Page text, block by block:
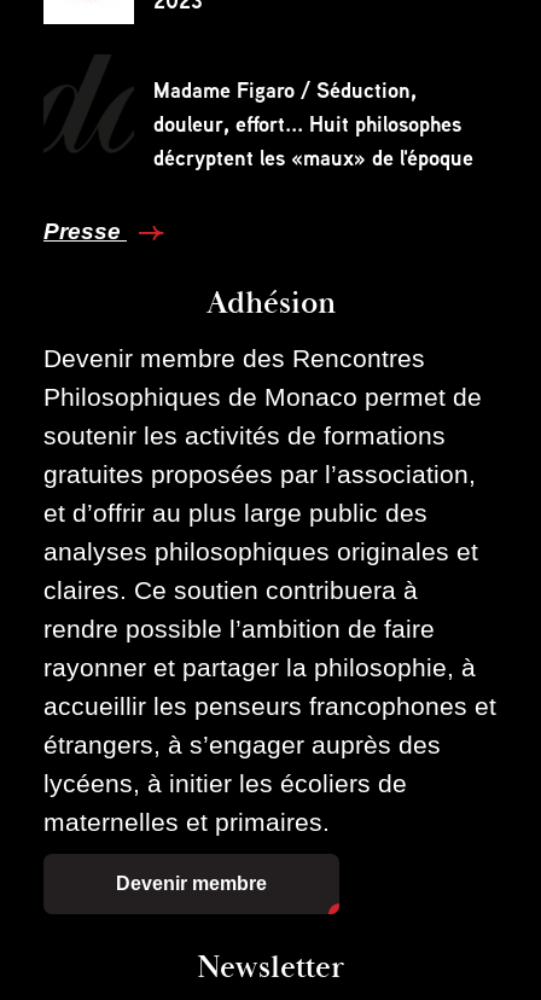
Madame Figaro / Séduction,
douleur, effort... Huit philosophes
décryptent les «maux» de l'époque
Presse
Adhésion
Devenir membre des Rencontres
Philosophiques de Monaco permet de
soutenir les activités de formations
gratuites proposées par l’association,
et d’offrir au plus large public des
analyses philosophiques originales et
claires. Ce soutien contribuera à
rendre possible l’ambition de faire
rayonner et partager la philosophie, à
accueillir les penseurs francophones et
étrangers, à s’engager auprès des
lycéens, à initier les écoliers de
maternelles et primaires.
Devenir membre
Newsletter